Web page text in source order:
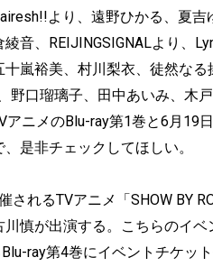
より、遠野ひかる、夏
音、REIJINGSIGNALより、
嵐裕美、村川梨衣、徒然な
野口瑠璃子、田中あいみ、
ニメのBlu-ray第1巻と6月19
是非チェックしてほしい。
されるTVアニメ「SHOW BY
慎が出演する。こちらのイ
ray第4巻にイベントチケッ